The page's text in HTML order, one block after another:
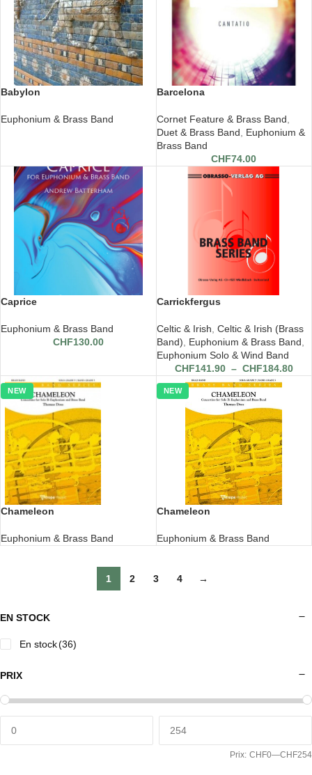
EN STOCK
En stock(36)
PRIX
Prix: CHF0—CHF254
Babylon
Euphonium & Brass Band
Barcelona
Cornet Feature & Brass Band
Duet & Brass Band
Euphonium &
Brass Band
CHF74.00
Caprice
Euphonium & Brass Band
CHF130.00
Carrickfergus
Celtic & Irish Celtic & Irish (Brass
Band)
Euphonium & Brass Band
Euphonium Solo & Wind Band
CHF141.90 – CHF184.80
NEW
Chameleon
Euphonium & Brass Band
NEW
Chameleon
Euphonium & Brass Band
1 2 3 4 →